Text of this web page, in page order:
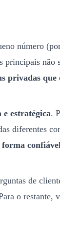
número
não
privadas que
estratégica.
diferentes
forma confiável
de
o restante,